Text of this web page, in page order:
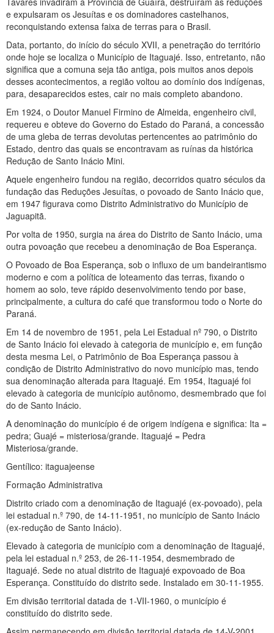
e expulsaram os Jesuítas e os dominadores castelhanos,
reconquistando extensa faixa de terras para o Brasil.
Data, portanto, do início do século XVII, a penetração do território
onde hoje se localiza o Município de Itaguajé. Isso, entretanto, não
significa que a comuna seja tão antiga, pois muitos anos depois
desses acontecimentos, a região voltou ao domínio dos indígenas,
para, desaparecidos estes, cair no mais completo abandono.
Em 1924, o Doutor Manuel Firmino de Almeida, engenheiro civil,
requereu e obteve do Governo do Estado do Paraná, a concessão
de uma gleba de terras devolutas pertencentes ao patrimônio do
Estado, dentro das quais se encontravam as ruínas da histórica
Redução de Santo Inácio Mini.
Aquele engenheiro fundou na região, decorridos quatro séculos da
fundação das Reduções Jesuítas, o povoado de Santo Inácio que,
em 1947 figurava como Distrito Administrativo do Município de
Jaguapitã.
Por volta de 1950, surgia na área do Distrito de Santo Inácio, uma
outra povoação que recebeu a denominação de Boa Esperança.
O Povoado de Boa Esperança, sob o influxo de um bandeirantismo
moderno e com a política de loteamento das terras, fixando o
homem ao solo, teve rápido desenvolvimento tendo por base,
principalmente, a cultura do café que transformou todo o Norte do
Paraná.
Em 14 de novembro de 1951, pela Lei Estadual nº 790, o Distrito
de Santo Inácio foi elevado à categoria de município e, em função
desta mesma Lei, o Patrimônio de Boa Esperança passou à
condição de Distrito Administrativo do novo município mas, tendo
sua denominação alterada para Itaguajé. Em 1954, Itaguajé foi
elevado à categoria de município autônomo, desmembrado que foi
do de Santo Inácio.
A denominação do município é de origem indígena e significa: Ita =
pedra; Guajé = misteriosa/grande. Itaguajé = Pedra
Misteriosa/grande.
Gentílico: itaguajeense
Formação Administrativa
Distrito criado com a denominação de Itaguajé (ex-povoado), pela
lei estadual n.º 790, de 14-11-1951, no município de Santo Inácio
(ex-redução de Santo Inácio).
Elevado à categoria de município com a denominação de Itaguajé,
pela lei estadual n.º 253, de 26-11-1954, desmembrado de
Itaguajé. Sede no atual distrito de Itaguajé expovoado de Boa
Esperança. Constituído do distrito sede. Instalado em 30-11-1955.
Em divisão territorial datada de 1-VII-1960, o município é
constituído do distrito sede.